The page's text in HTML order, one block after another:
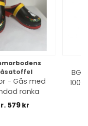
- Gås med
ranka
579 kr